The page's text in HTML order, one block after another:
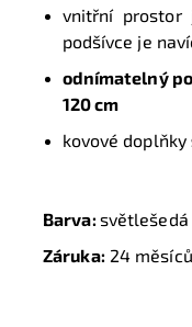
vnitřní prostor
podšívce je
odnímatelný
120 cm
kovové doplňky
Barva:světlešedá
Záruka:24 měsíců